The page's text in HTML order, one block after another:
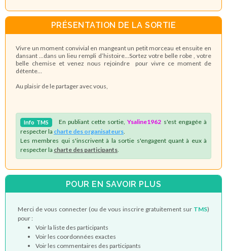
PRÉSENTATION DE LA SORTIE
Vivre un moment convivial en mangeant un petit morceau et ensuite en
dansant …dans un lieu rempli d’histoire…Sortez votre belle robe , votre
belle chemise et venez nous rejoindre pour vivre ce moment de
détente…
Au plaisir de le partager avec vous,
Info TMS En publiant cette sortie,Ysaline1962 s'est engagée à
respecter la charte des organisateurs
Les membres qui s'inscrivent à la sortie s'engagent quant à eux à
respecter la charte des participants
POUR EN SAVOIR PLUS
Merci de vous connecter (ou de vous inscrire gratuitement sur TMS)
pour :
Voir la liste des participants
Voir les coordonnées exactes
Voir les commentaires des participants